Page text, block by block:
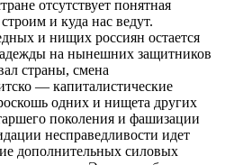
отсутствует понятная
и куда нас ведут.
и нищих россиян остается
на нынешних защитников
страны, смена
— капиталистические
одних и нищета других
поколения и фашизации
несправедливости идет
дополнительных силовых